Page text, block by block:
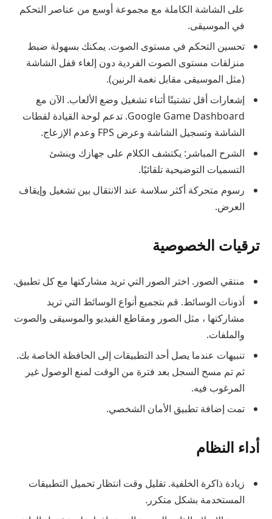
على الشاشة الكاملة مع مجموعة أوسع من عناصر التحكم
في الموسيقى.
تحسين التحكم في مستوى الصوت. يمكنك بسهولة ضبط
منزلقات مستوى الصوت الفردية دون إلغاء قفل الشاشة
(مثل الموسيقى مقابل نغمة الرنين).
إشعارات أقل تشتيتًا أثناء تشغيل وضع الألعاب. الآن مع
Google Game Dashboard. تدعم لوحة القيادة لقطات
الشاشة وتسجيل الشاشة وعرض FPS وعدم الإزعاج.
الشرح المباشر: يكتشف الكلام على جهازك وينشئ
التسميات التوضيحية تلقائيًا.
رسوم متحركة أكثر سلاسة عند الانتقال بين تشغيل وإيقاف
العرض.
ترقيات الخصوصية
منتقي الصور. اختر الصور التي تريد مشاركتها مع كل تطبيق.
أذونات الوسائط. قم بتجميع أنواع الوسائط التي تريد
مشاركتها ، مثل الصور ومقاطع الفيديو والموسيقى والصوت
والملفات.
تنبيهات عندما يصل أحد التطبيقات إلى الحافظة الخاصة بك.
ثم تم مسح السجل بعد فترة من الوقت لمنع الوصول غير
المرغوب فيه.
تمت إضافة تطبيق الأمان الشخصي.
أداء النظام
زيادة ذاكرة الخلفية. تقليل وقت انتظار تحميل التطبيقات
المستخدمة بشكل متكرر.